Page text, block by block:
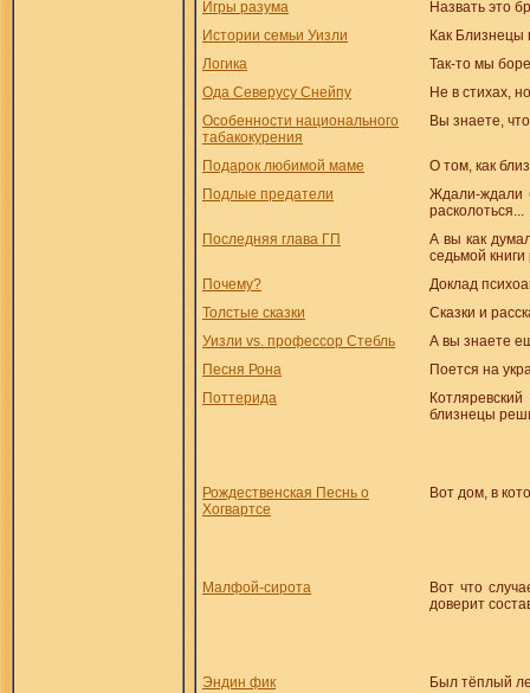
Игры разума
Назвать это
Истории семьи Уизли
Как Близнецы
Логика
Так-то мы
Ода Северусу Снейпу
Не в стихах,
Особенности национального
табакокурения
Вы знаете,
Подарок любимой маме
О том, как
Подлые предатели
Ждали-ждали
расколоться...
Последняя глава ГП
А вы как
седьмой
Почему?
Доклад
Толстые сказки
Сказки и
Уизли vs. профессор Стебль
А вы знаете
Песня Рона
Поется на
Поттерида
близнецы
Рождественская Песнь о
Хогвартсе
Вот дом, в
Малфой-сирота
Вот что
доверит
Эндин фик Был тёплый